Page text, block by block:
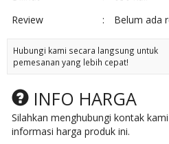
Review
: Belum ada
Hubungi kami secara langsung untuk
pemesanan yang lebih cepat!
INFO HARGA
Silahkan menghubungi kontak
informasi harga produk ini.